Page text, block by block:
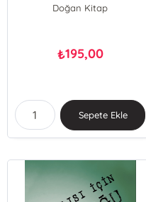
Doğan Kitap
₺195,00
Sepete Ekle